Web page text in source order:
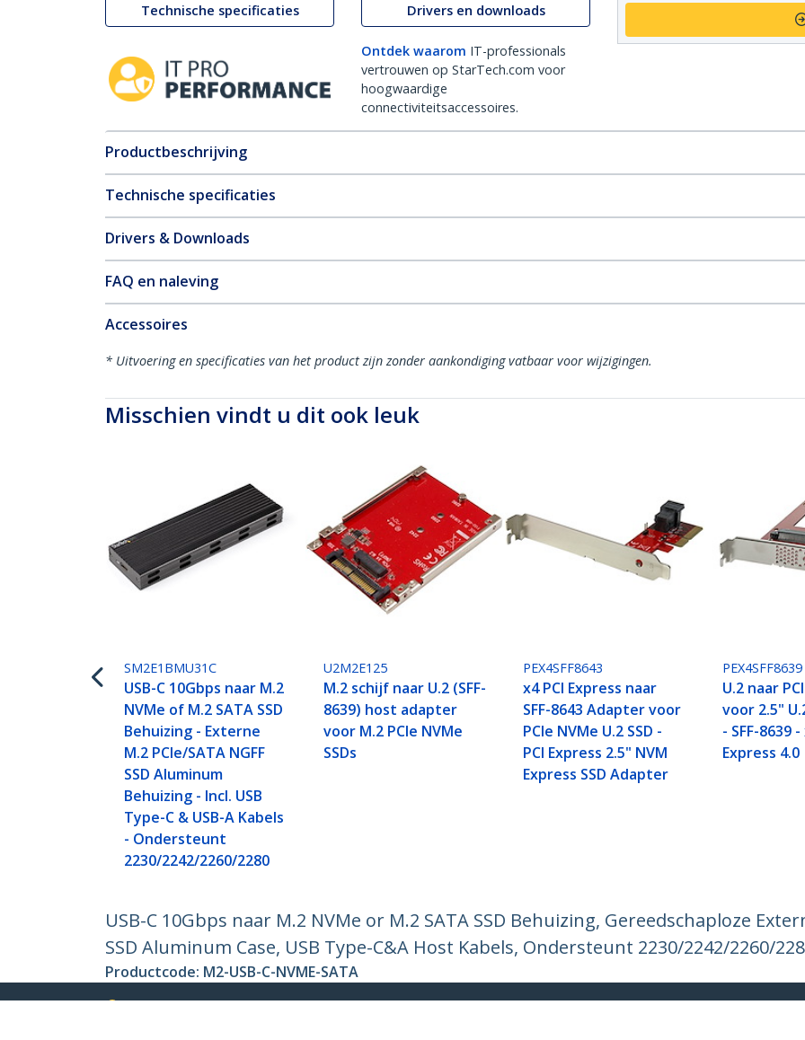
Technische specificaties Drivers en downloads
Ontdek waarom IT-professionals
vertrouwen op StarTech.com voor
hoogwaardige
connectiviteitsaccessoires.
Productbeschrijving
Technische specificaties
Drivers & Downloads
FAQ en naleving
Accessoires
* Uitvoering en specificaties van het product zijn zonder aankondiging vatbaar voor wijzigingen.
Misschien vindt u dit ook leuk
SM2E1BMU31C
USB-C 10Gbps naar M.2
NVMe of M.2 SATA SSD
Behuizing - Externe
M.2 PCIe/SATA NGFF
SSD Aluminum
Behuizing - Incl. USB
Type-C & USB-A Kabels
- Ondersteunt
2230/2242/2260/2280
U2M2E125
M.2 schijf naar U.2 (SFF-
8639) host adapter
voor M.2 PCIe NVMe
SSDs
PEX4SFF8643
x4 PCI Express naar
SFF-8643 Adapter voor
PCIe NVMe U.2 SSD -
PCI Express 2.5" NVM
Express SSD Adapter
PEX4SFF8639
U.2 naar
voor 2.5"
- SFF-8639 -
Express 4.0
USB-C 10Gbps naar M.2 NVMe or M.2 SATA SSD Behuizing, Gereedschaploze
SSD Aluminum Case, USB Type-C&A Host Kabels, Ondersteunt 2230/2242/2260/
Productcode: M2-USB-C-NVME-SATA
Become a Partner
StarTech.com Klantenondersteuning